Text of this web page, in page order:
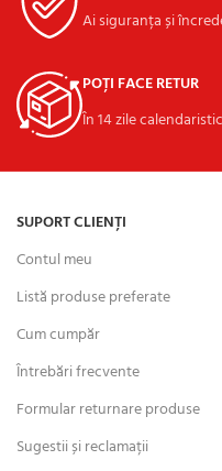
Ai siguranța și
POȚI FACE RETUR
În 14 zile
SUPORT CLIENȚI
Contul meu
Listă produse preferate
Cum cumpăr
Întrebări frecvente
Formular returnare produse
Sugestii și reclamații